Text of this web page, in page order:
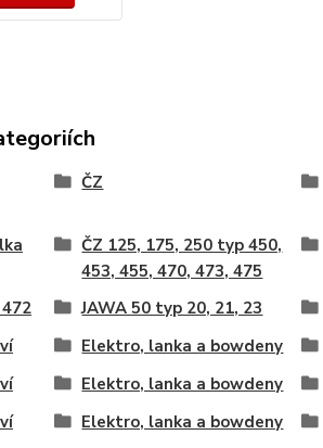
ČZ
ČZ 125, 175, 250 typ 450,
453, 455, 470, 473, 475
JAWA 50 typ 20, 21, 23
Elektro, lanka a bowdeny
Elektro, lanka a bowdeny
Elektro, lanka a bowdeny